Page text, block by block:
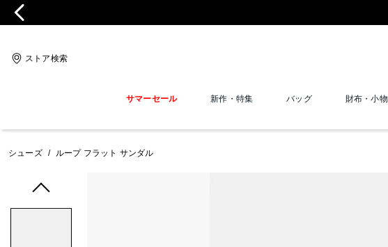
ストア検索
サマーセール 新作・特集 バッグ 財布・小物
シューズ / ループ フラット サンダル